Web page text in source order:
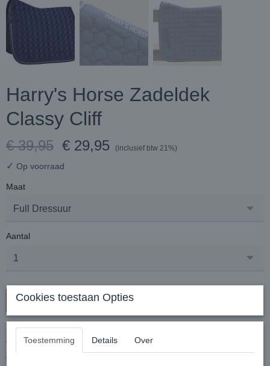
Harry's Horse Zadeldek
Classy Cliff
€ 39,95 € 29,95 (inclusief btw 21%)
✓ Op voorraad
Maat
Aantal
In winkelwagen
Tevens voorzien van een sneldrogende meshstof voering voor
optimale ventilatie en een snelle afvoer van vocht.
Cookies toestaan Opties
Toestemming Details Over